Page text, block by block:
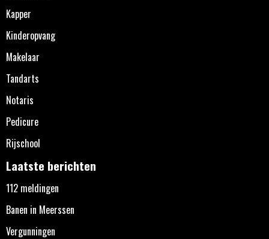
Kapper
Kinderopvang
Makelaar
Tandarts
Notaris
Pedicure
Rijschool
Laatste berichten
112 meldingen
Banen in Meerssen
Vergunningen